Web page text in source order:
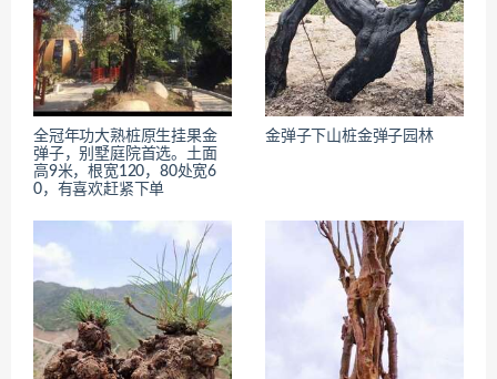
全冠年功大熟桩原生挂果金
弹子，别墅庭院首选。土面
高9米，根宽120，80处宽6
0，有喜欢赶紧下单
金弹子下山桩金弹子园林